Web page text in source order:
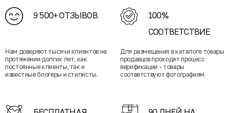
9 500+ ОТЗЫВОВ
Нам доверяют тысячи клиентов на
протяжении долгих лет, как
постоянные клиенты, так и
известные блогеры и стилисты.
100%
СООТВЕТСТВИЕ
Для размещения в каталоге товары
продавцов проходят процесс
верификации - товары
соответствуют фотографиям.